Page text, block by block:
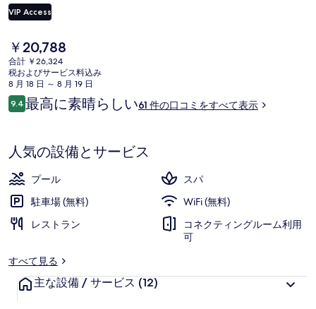
ア
ハ
ム
ラ
ー
チ
リ
ゾ
ー
ト
3 か所のレストランがあり、3 か所のバー / ラウンジでは冷たいお
飲み物をお楽しみいただけます。その他の設備としてキッズクラブ
ターなどが、この高級ホテルに備わっています。
VIP Access
現
在
の
料
金
は
す
￥20,788
合計 ￥26,324
税およびサービス料込み
8 月 18 日 ～ 8 月 19 日
口
コ
9.410段階中9.4
最高に素晴らしい61 件の口コミをすべて表示
人気の設備とサービス
プール
スパ
駐車場 (無料)
WiFi (無料)
レストラン
コネクティングルーム利用
可
すべて見る
主な設備 / サービス (12)